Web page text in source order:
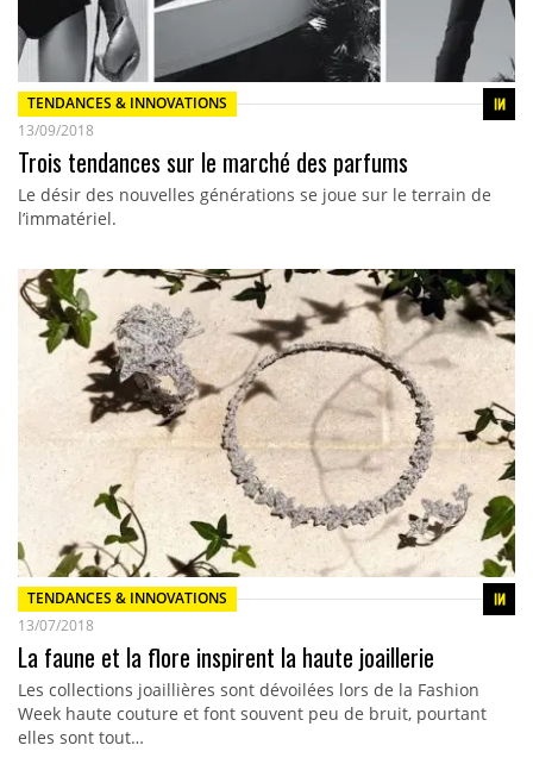
TENDANCES & INNOVATIONS
13/09/2018
Trois tendances sur le marché des parfums
Le désir des nouvelles générations se joue sur le terrain de
l’immatériel.
TENDANCES & INNOVATIONS
13/07/2018
La faune et la flore inspirent la haute joaillerie
Les collections joaillières sont dévoilées lors de la Fashion
Week haute couture et font souvent peu de bruit, pourtant
elles sont tout…